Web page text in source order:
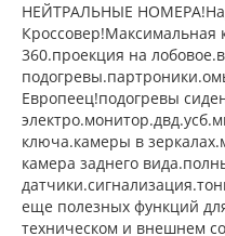
НЕЙТРАЛЬНЫЕ
Кроссовер!Максимальная
360.проекция на
Европеец!подогревы
ключа.камеры в
камера заднего
еще полезных функций
техническом и внешнем